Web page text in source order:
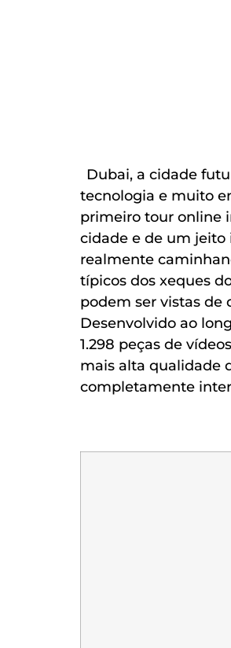
Dubai, a cidade
tecnologia e muito
primeiro tour online
cidade e de um jeito
realmente
típicos dos xeques
podem ser vistas de
Desenvolvido ao
1.298 peças de
mais alta qualidade
completamente